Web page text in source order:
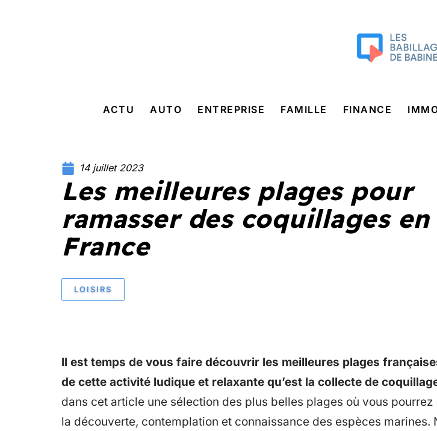
ACTU AUTO ENTREPRISE FAMILLE FINANCE
14 juillet 2023
Les meilleures plages pour
ramasser des coquillages en
France
LOISIRS
Il est temps de vous faire découvrir les meilleures plages
de cette activité ludique et relaxante qu’est la collecte de
dans cet article une sélection des plus belles plages où vous
la découverte, contemplation et connaissance des espèces marines.